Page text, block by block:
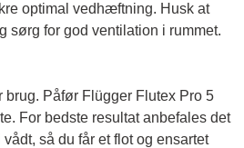
optimal vedhæftning. Husk at
sørg for god ventilation i rummet.
Påfør Flügger Flutex Pro 5
For bedste resultat anbefales det
så du får et flot og ensartet